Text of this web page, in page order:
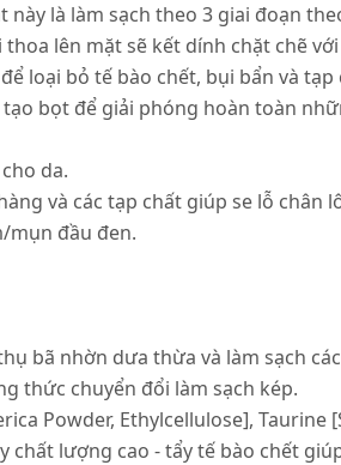
này là làm sạch theo 3 giai đoạn
thoa lên mặt sẽ kết dính chặt chẽ
loại bỏ tế bào chết, bụi bẩn và tạp
bọt để giải phóng hoàn toàn
da.
và các tạp chất giúp se lỗ chân
mụn đầu đen.
bã nhờn dưa thừa và làm sạch
thức chuyển đổi làm sạch kép.
Powder, Ethylcellulose],
chất lượng cao - tẩy tế bào chết